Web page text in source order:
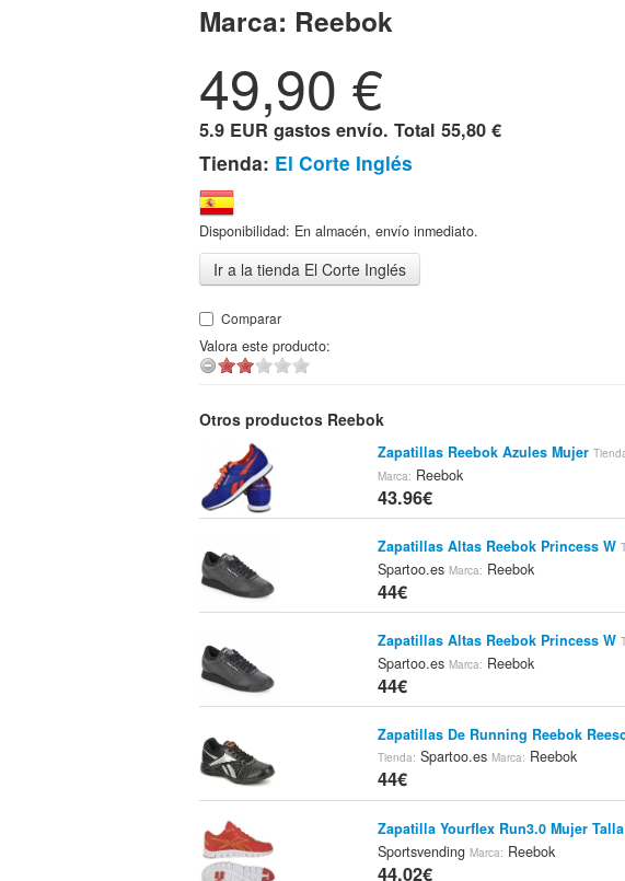
Marca: Reebok
49,90 €
5.9 EUR gastos envío. Total 55,80 €
Tienda: El Corte Inglés
Disponibilidad: En almacén, envío inmediato.
Ir a la tienda El Corte Inglés
Comparar
Valora este producto:
Otros productos Reebok
Zapatillas Reebok Azules Mujer
Marca: Reebok
43.96€
Zapatillas Altas Reebok Princess W
Spartoo.esMarca: Reebok
44€
Zapatillas Altas Reebok Princess W
Spartoo.esMarca: Reebok
44€
Zapatillas De Running Reebok
Tienda: Spartoo.esMarca: Reebok
44€
Zapatilla Yourflex Run3.0 Mujer
SportsvendingMarca: Reebok
44.02€